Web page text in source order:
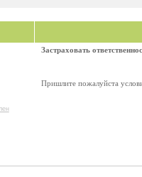
Застраховать
Пришлите пожалуйста